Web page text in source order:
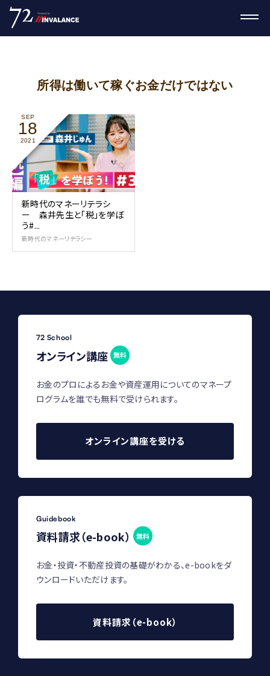
所得は働いて稼ぐお金だけではない
SEP
18
2021
新時代のマネーリテラシ
ー 森井先生と「税」を学ぼ
う#...
新時代のマネーリテラシー
72 School
オンライン講座 無料
お金のプロによるお金や資産運用についてのマネープ
ログラムを誰でも無料で受けられます。
オンライン講座を受ける
Guidebook
資料請求（e-book） 無料
お金・投資・不動産投資の基礎がわかる、e-bookをダ
ウンロードいただけます。
資料請求（e-book）